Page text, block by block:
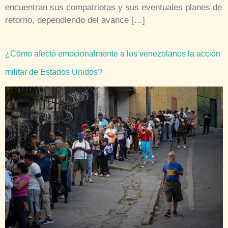
encuentran sus compatriotas y sus eventuales planes de
retorno, dependiendo del avance […]
¿Cómo afectó emocionalmente a los venezolanos la acción
militar de Estados Unidos?